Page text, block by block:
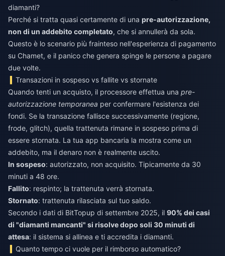
diamanti?
Perché si tratta quasi certamente di una pre-autorizzazione,
non di un addebito completato, che si annullerà da sola.
Questo è lo scenario più frainteso nell'esperienza di pagamento
su Chamet, e il panico che genera spinge le persone a pagare
due volte.
Transazioni in sospeso vs fallite vs stornate
Quando tenti un acquisto, il processore effettua una pre-
autorizzazione temporanea per confermare l'esistenza dei
fondi. Se la transazione fallisce successivamente (regione,
frode, glitch), quella trattenuta rimane in sospeso prima di
essere stornata. La tua app bancaria la mostra come un
addebito, ma il denaro non è realmente uscito.
In sospeso: autorizzato, non acquisito. Tipicamente da 30
minuti a 48 ore.
Fallito: respinto; la trattenuta verrà stornata.
Stornato: trattenuta rilasciata sul tuo saldo.
Secondo i dati di BitTopup di settembre 2025, il 90% dei casi
di "diamanti mancanti" si risolve dopo soli 30 minuti di
attesa: il sistema si allinea e ti accredita i diamanti.
Quanto tempo ci vuole per il rimborso automatico?